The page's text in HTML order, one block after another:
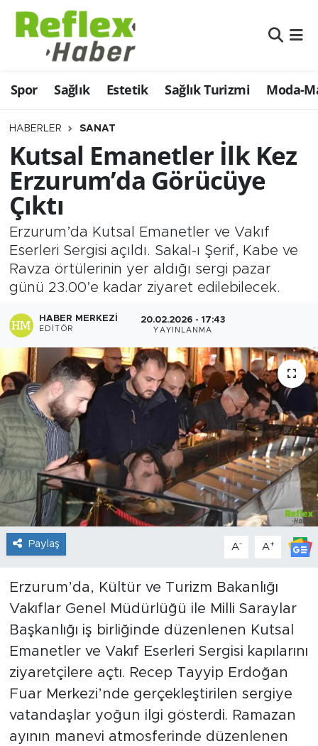
Spor Sağlık Estetik Sağlık Turizmi Moda-
HABERLER SANAT
Kutsal Emanetler İlk Kez
Erzurum’da Görücüye
Çıktı
Erzurum’da Kutsal Emanetler ve Vakıf
Eserleri Sergisi açıldı. Sakal-ı Şerif, Kabe ve
Ravza örtülerinin yer aldığı sergi pazar
günü 23.00’e kadar ziyaret edilebilecek.
HABER MERKEZI
EDITÖR
20.02.2026 - 17:43
YAYINLANMA
Paylaş A- A+
Erzurum’da, Kültür ve Turizm Bakanlığı
Vakıflar Genel Müdürlüğü ile Milli Saraylar
Başkanlığı iş birliğinde düzenlenen Kutsal
Emanetler ve Vakıf Eserleri Sergisi kapılarını
ziyaretçilere açtı. Recep Tayyip Erdoğan
Fuar Merkezi’nde gerçekleştirilen sergiye
vatandaşlar yoğun ilgi gösterdi. Ramazan
ayının manevi atmosferinde düzenlenen
Eğitim
Estetik
Firmalardan
Güncel
İş ve Ekonomi
Moda-Magazin-Eğlence
Sağlık
Spor
Teknoloji
Nöbetçi Eczaneler
Hava Durumu
Namaz Vakitleri
Trafik Durumu
Şampiyonlar Ligi Puan Durumu ve Fikstür
Tüm Manşetler
Son Dakika Haberleri